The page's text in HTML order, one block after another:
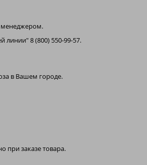
менеджером.
линии" 8 (800) 550-99-57.
в Вашем городе.
при заказе товара.